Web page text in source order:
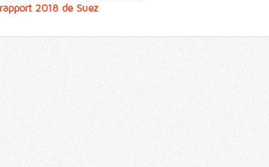
2018 de Suez